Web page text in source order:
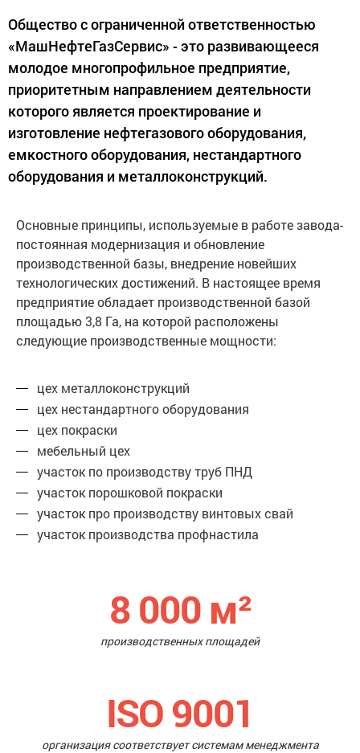
Общество с ограниченной ответственностью
«МашНефтеГазСервис» - это развивающееся
молодое многопрофильное предприятие,
приоритетным направлением деятельности
которого является проектирование и
изготовление нефтегазового оборудования,
емкостного оборудования, нестандартного
оборудования и металлоконструкций.
Основные принципы, используемые в работе завода-
постоянная модернизация и обновление
производственной базы, внедрение новейших
технологических достижений. В настоящее время
предприятие обладает производственной базой
площадью 3,8 Га, на которой расположены
следующие производственные мощности:
цех металлоконструкций
цех нестандартного оборудования
цех покраски
мебельный цех
участок по производству труб ПНД
участок порошковой покраски
участок про производству винтовых свай
участок производства профнастила
8 000 м²
производственных площадей
ISO 9001
организация соответствует системам менеджмента